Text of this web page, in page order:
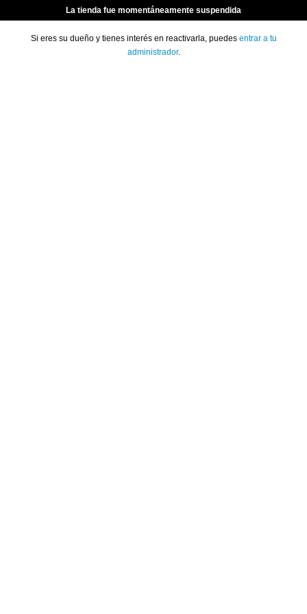
La tienda fue momentáneamente suspendida
Si eres su dueño y tienes interés en reactivarla, puedes entrar a tu
administrador.